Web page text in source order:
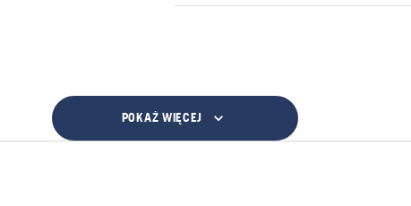
POKAŻ WIĘCEJ